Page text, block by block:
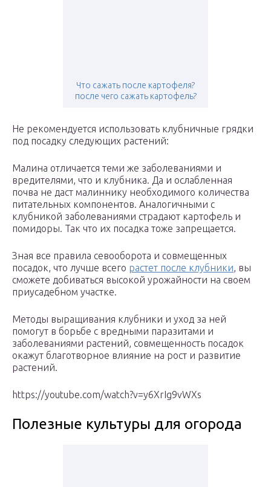
Что сажать после картофеля?
после чего сажать картофель?
Не рекомендуется использовать клубничные грядки
под посадку следующих растений:
Малина отличается теми же заболеваниями и
вредителями, что и клубника. Да и ослабленная
почва не даст малиннику необходимого количества
питательных компонентов. Аналогичными с
клубникой заболеваниями страдают картофель и
помидоры. Так что их посадка тоже запрещается.
Зная все правила севооборота и совмещенных
посадок, что лучше всего растет после клубники, вы
сможете добиваться высокой урожайности на своем
приусадебном участке.
Методы выращивания клубники и уход за ней
помогут в борьбе с вредными паразитами и
заболеваниями растений, совмещенность посадок
окажут благотворное влияние на рост и развитие
растений.
https://youtube.com/watch?v=y6XrIg9vWXs
Полезные культуры для огорода